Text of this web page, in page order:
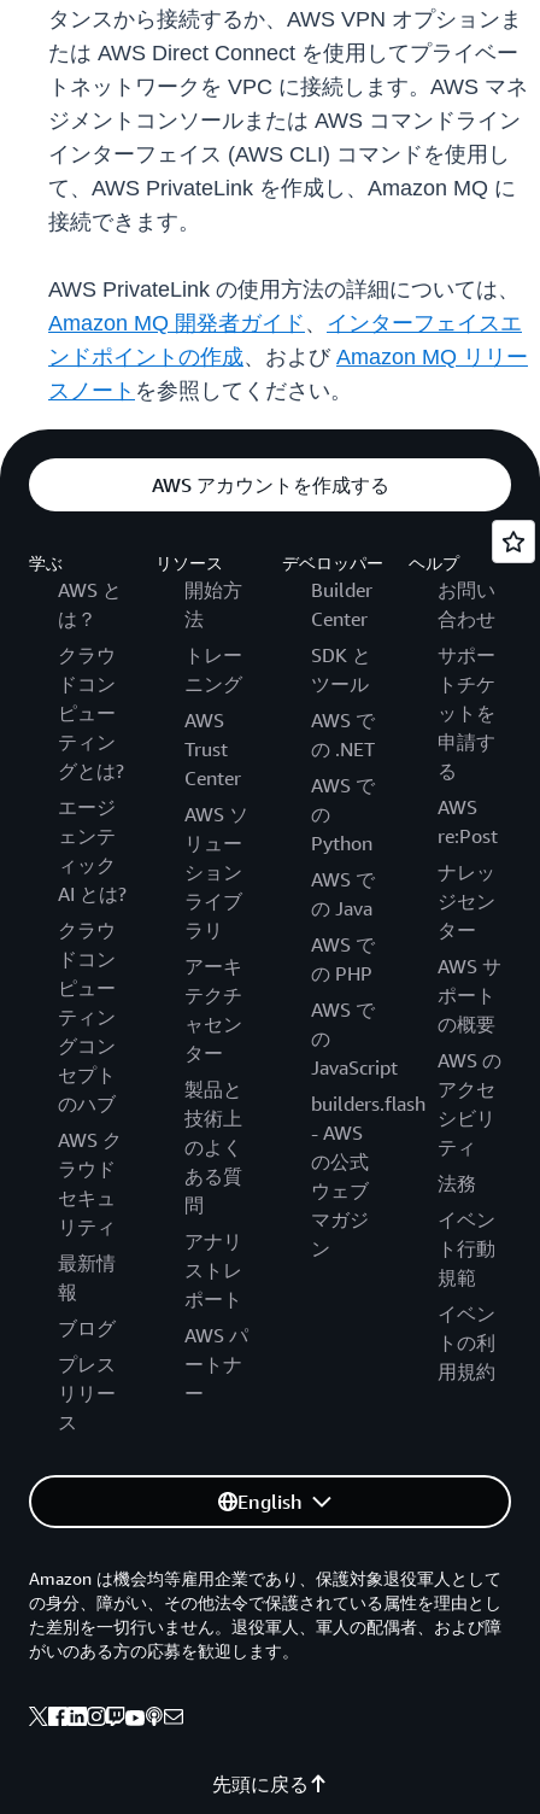
タンスから接続するか、AWS VPN オプションま
たは AWS Direct Connect を使用してプライベー
トネットワークを VPC に接続します。AWS マネ
ジメントコンソールまたは AWS コマンドライン
インターフェイス (AWS CLI) コマンドを使用し
て、AWS PrivateLink を作成し、Amazon MQ に
接続できます。
AWS PrivateLink の使用方法の詳細については、
Amazon MQ 開発者ガイド 、 インターフェイスエ
ンドポイントの作成、および Amazon MQ リリー
スノート を参照してください。
AWS アカウントを作成する
学ぶ
AWS と
は？
クラウ
ドコン
ピュー
ティン
グとは?
エージ
ェンテ
ィック
AI とは?
クラウ
ドコン
ピュー
ティン
グコン
セプト
のハブ
AWS ク
ラウド
セキュ
リティ
最新情
報
ブログ
プレス
リリー
ス
リソース
開始方
法
トレー
ニング
AWS
Trust
Center
AWS ソ
リュー
ション
ライブ
ラリ
アーキ
テクチ
ャセン
ター
製品と
技術上
のよく
ある質
問
アナリ
ストレ
ポート
AWS パ
ートナ
ー
デベロッパー
Builder
Center
SDK と
ツール
AWS で
の .NET
AWS で
の
Python
AWS で
の Java
AWS で
の PHP
AWS で
の
JavaScript
builders.flash
- AWS
の公式
ウェブ
マガジ
ン
ヘルプ
お問い
合わせ
サポー
トチケ
ットを
申請す
る
AWS
re:Post
ナレッ
ジセン
ター
AWS サ
ポート
の概要
AWS の
アクセ
シビリ
ティ
法務
イベン
ト行動
規範
イベン
トの利
用規約
English
先頭に戻る
Amazon は機会均等雇用企業であり、保護対象退役軍人として
の身分、障がい、その他法令で保護されている属性を理由とし
た差別を一切行いません。退役軍人、軍人の配偶者、および障
がいのある方の応募を歓迎します。